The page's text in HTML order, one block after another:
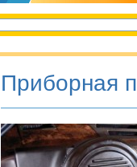
Приборная